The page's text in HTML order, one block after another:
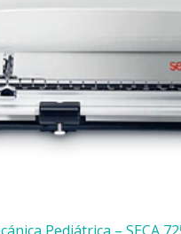
Pediátrica – SECA